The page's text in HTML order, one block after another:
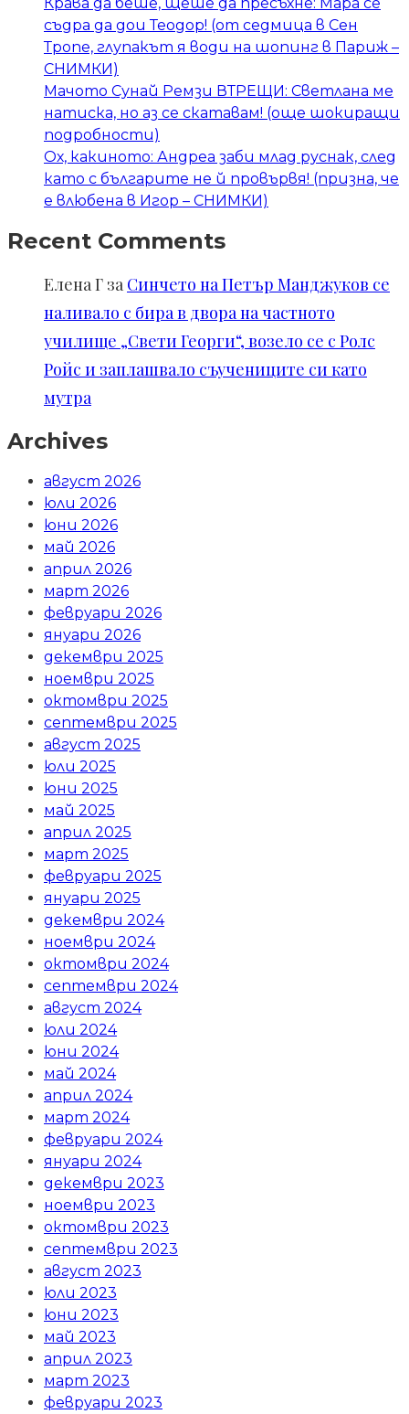
съдра да дои Теодор! (от седмица в Сен
Тропе, глупакът я води на шопинг в Париж –
СНИМКИ)
Мачото Сунай Ремзи ВТРЕЩИ: Светлана ме
натиска, но аз се скатавам! (още шокиращи
подробности)
Ох, какиното: Андреа заби млад руснак, след
като с българите не й провървя! (призна, че
е влюбена в Игор – СНИМКИ)
Recent Comments
Елена Г за Синчето на Петър Манджуков се
наливало с бира в двора на частното
училище „Свети Георги“, возело се с Ролс
Ройс и заплашвало съучениците си като
мутра
Archives
август 2026
юли 2026
юни 2026
май 2026
април 2026
март 2026
февруари 2026
януари 2026
декември 2025
ноември 2025
октомври 2025
септември 2025
август 2025
юли 2025
юни 2025
май 2025
април 2025
март 2025
февруари 2025
януари 2025
декември 2024
ноември 2024
октомври 2024
септември 2024
август 2024
юли 2024
юни 2024
май 2024
април 2024
март 2024
февруари 2024
януари 2024
декември 2023
ноември 2023
октомври 2023
септември 2023
август 2023
юли 2023
юни 2023
май 2023
април 2023
март 2023
февруари 2023